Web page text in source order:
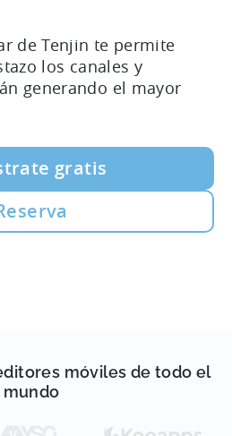
de Tenjin te permite
los canales y
generando el mayor
gratis
móviles de todo el
mundo